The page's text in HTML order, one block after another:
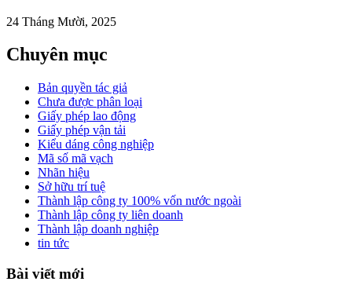
24 Tháng Mười, 2025
Chuyên mục
Bản quyền tác giả
Chưa được phân loại
Giấy phép lao động
Giấy phép vận tải
Kiểu dáng công nghiệp
Mã số mã vạch
Nhãn hiệu
Sở hữu trí tuệ
Thành lập công ty 100% vốn nước ngoài
Thành lập công ty liên doanh
Thành lập doanh nghiệp
tin tức
Bài viết mới